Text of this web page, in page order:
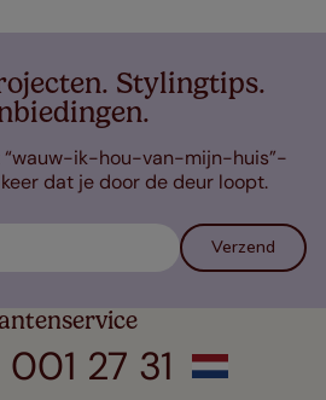
Stylingtips.
“wauw-ik-hou-van-mijn-huis”-
dat je door de deur loopt.
Verzend
27 31